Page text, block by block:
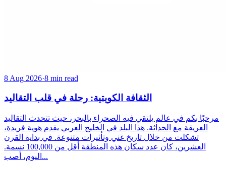
8 Aug 2026·8 min read
الثقافة الكويتية: رحلة في قلب التقاليد
مرحبًا بكم في عالم يلتقي فيه الصحراء بالبحر، حيث تتحدث التقاليد
العريقة مع الحداثة. هذا البلد في الخليج العربي يقدم هوية فريدة،
تشكلت من خلال تاريخ غني وتأثيرات متنوعة. في بداية القرن
العشرين، كان عدد سكان هذه المنطقة أقل من 100,000 نسمة.
اليوم، أصب...